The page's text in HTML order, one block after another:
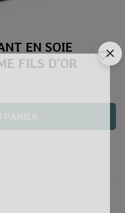
EN SOIE
FILS D’OR